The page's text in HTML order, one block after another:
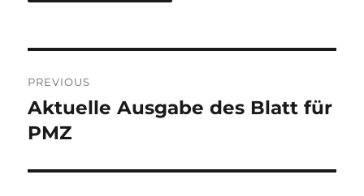
navigation
PREVIOUS
Previous
post:
Aktuelle Ausgabe des Blatt für
PMZ